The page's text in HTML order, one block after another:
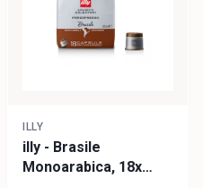
ILLY
illy - Brasile
Monoarabica, 18x